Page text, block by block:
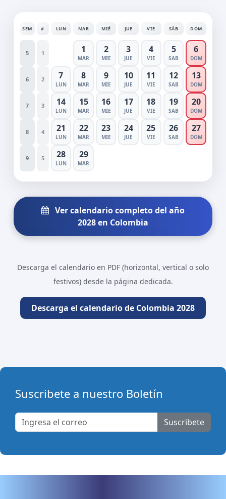
SEM # LUN MAR MIÉ JUE VIE SÁB DOM
5 1 1
MAR
2
MIE
3
JUE
4
VIE
5
SAB
6
DOM
6 2 7
LUN
8
MAR
9
MIE
10
JUE
11
VIE
12
SAB
13
DOM
7 3 14
LUN
15
MAR
16
MIE
17
JUE
18
VIE
19
SAB
20
DOM
8 4 21
LUN
22
MAR
23
MIE
24
JUE
25
VIE
26
SAB
27
DOM
9 5 28
LUN
29
MAR
Ver calendario completo del año
2028 en Colombia
Descarga el calendario en PDF (horizontal, vertical o solo
festivos) desde la página dedicada.
Descarga el calendario de Colombia 2028
Suscribete a nuestro Boletín
Suscribete